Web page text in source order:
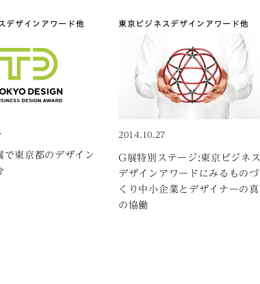
デザインアワード他
で東京都のデザイン
東京ビジネスデザインアワード他
2014.10.27
G展特別ステージ:東京ビジネス
デザインアワードにみるものづ
くり中小企業とデザイナーの真
の協働